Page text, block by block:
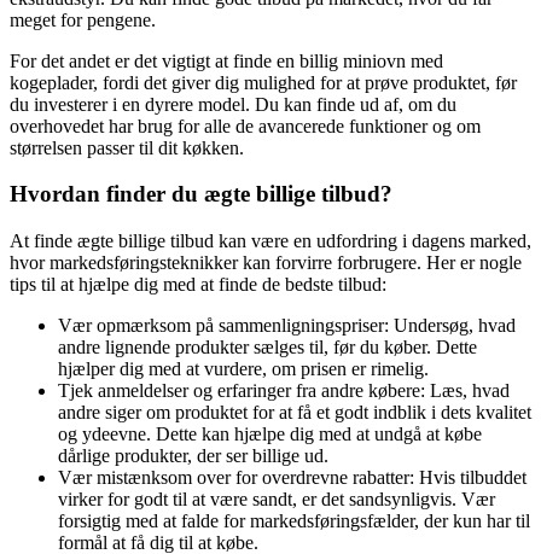
meget for pengene.
For det andet er det vigtigt at finde en billig miniovn med
kogeplader, fordi det giver dig mulighed for at prøve produktet, før
du investerer i en dyrere model. Du kan finde ud af, om du
overhovedet har brug for alle de avancerede funktioner og om
størrelsen passer til dit køkken.
Hvordan finder du ægte billige tilbud?
At finde ægte billige tilbud kan være en udfordring i dagens marked,
hvor markedsføringsteknikker kan forvirre forbrugere. Her er nogle
tips til at hjælpe dig med at finde de bedste tilbud:
Vær opmærksom på sammenligningspriser: Undersøg, hvad
andre lignende produkter sælges til, før du køber. Dette
hjælper dig med at vurdere, om prisen er rimelig.
Tjek anmeldelser og erfaringer fra andre købere: Læs, hvad
andre siger om produktet for at få et godt indblik i dets kvalitet
og ydeevne. Dette kan hjælpe dig med at undgå at købe
dårlige produkter, der ser billige ud.
Vær mistænksom over for overdrevne rabatter: Hvis tilbuddet
virker for godt til at være sandt, er det sandsynligvis. Vær
forsigtig med at falde for markedsføringsfælder, der kun har til
formål at få dig til at købe.